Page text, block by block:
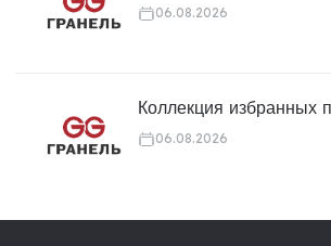
06.08.2026
Коллекция избранных
06.08.2026